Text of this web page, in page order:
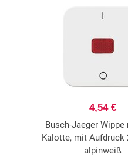
4,54 €
Busch-Jaeger
Kalotte, mit Aufdruck
alpinweiß